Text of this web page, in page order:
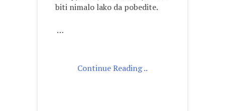
biti nimalo lako da pobedite.
…
Continue Reading ..